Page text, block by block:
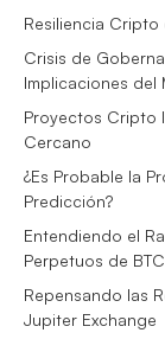
Resiliencia
Crisis de
Implicaciones del
Proyectos Cripto
Cercano
¿Es Probable la
Predicción?
Entendiendo el
Perpetuos de BTC
Repensando las
Jupiter Exchange